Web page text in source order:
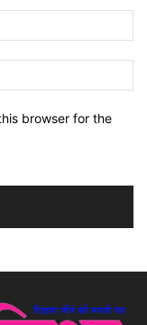
browser for the